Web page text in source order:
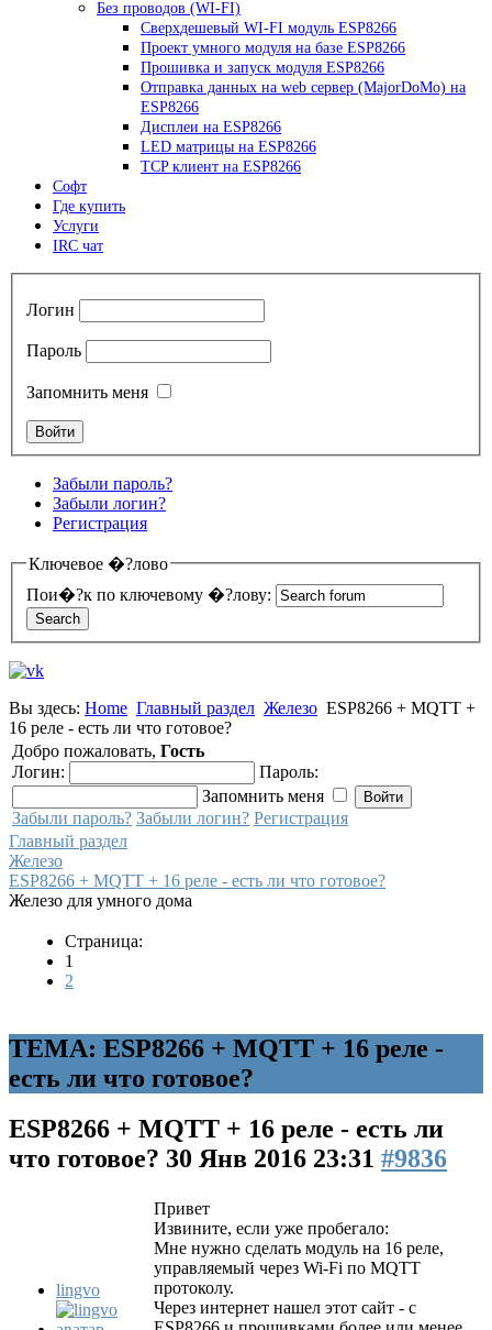
Без проводов (WI-FI)
Сверхдешевый WI-FI модуль ESP8266
Проект умного модуля на базе ESP8266
Прошивка и запуск модуля ESP8266
Отправка данных на web сервер (MajorDoMo) на
ESP8266
Дисплеи на ESP8266
LED матрицы на ESP8266
TCP клиент на ESP8266
Софт
Где купить
Услуги
IRC чат
Логин
Пароль
Запомнить меня
Забыли пароль?
Забыли логин?
Регистрация
Ключевое �?лово
Пои�?к по ключевому �?лову:
Вы здесь: Home Главный раздел Железо ESP8266 + MQTT +
16 реле - есть ли что готовое?
Добро пожаловать, Гость
Логин:
Пароль:
Запомнить меня
Забыли пароль? Забыли логин? Регистрация
Главный раздел
Железо
ESP8266 + MQTT + 16 реле - есть ли что готовое?
Железо для умного дома
Страница:
1
2
ТЕМА: ESP8266 + MQTT + 16 реле -
есть ли что готовое?
ESP8266 + MQTT + 16 реле - есть ли
что готовое? 30 Янв 2016 23:31 #9836
lingvo
Привет
Извините, если уже пробегало:
Мне нужно сделать модуль на 16 реле,
управляемый через Wi-Fi по MQTT
протоколу.
Через интернет нашел этот сайт - с